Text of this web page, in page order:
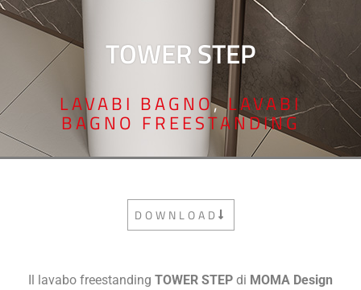
TOWER STEP
LAVABI BAGNO,LAVABI
BAGNO FREESTANDING
DOWNLOAD
Il lavabo freestanding TOWER STEP di MOMA Design